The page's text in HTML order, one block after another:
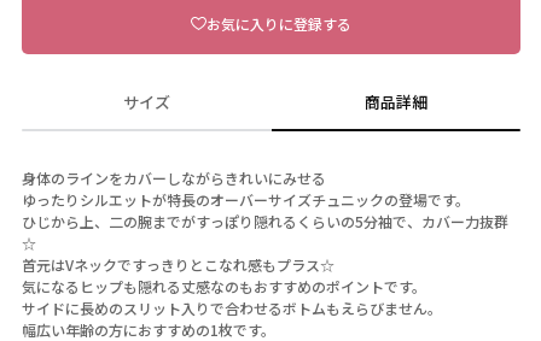
お気に入りに登録する
サイズ 商品詳細
身体のラインをカバーしながらきれいにみせる
ゆったりシルエットが特長のオーバーサイズチュニックの登場です。
ひじから上、二の腕までがすっぽり隠れるくらいの5分袖で、カバー力抜群
☆
首元はVネックですっきりとこなれ感もプラス☆
気になるヒップも隠れる丈感なのもおすすめのポイントです。
サイドに長めのスリット入りで合わせるボトムもえらびません。
幅広い年齢の方におすすめの1枚です。